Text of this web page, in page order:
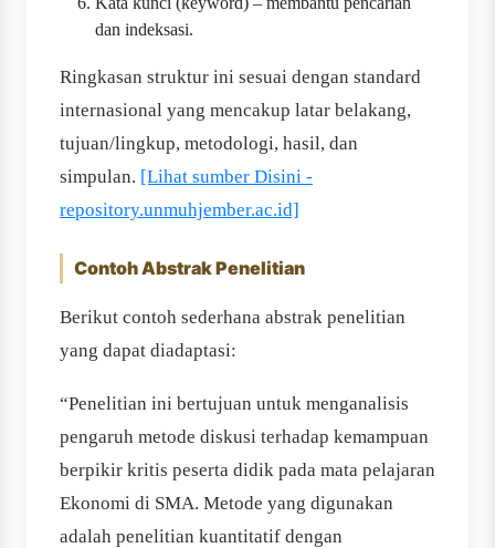
dan indeksasi.
Ringkasan struktur ini sesuai dengan standard
internasional yang mencakup latar belakang,
tujuan/lingkup, metodologi, hasil, dan
simpulan. [Lihat sumber Disini -
repository.unmuhjember.ac.id]
Contoh Abstrak Penelitian
Berikut contoh sederhana abstrak penelitian
yang dapat diadaptasi:
“Penelitian ini bertujuan untuk menganalisis
pengaruh metode diskusi terhadap kemampuan
berpikir kritis peserta didik pada mata pelajaran
Ekonomi di SMA. Metode yang digunakan
adalah penelitian kuantitatif dengan